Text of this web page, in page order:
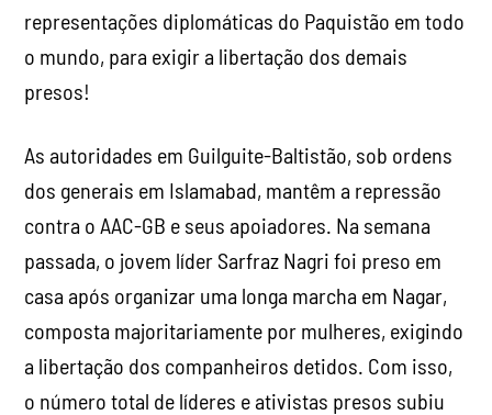
representações diplomáticas do Paquistão em todo
o mundo, para exigir a libertação dos demais
presos!
As autoridades em Guilguite-Baltistão, sob ordens
dos generais em Islamabad, mantêm a repressão
contra o AAC-GB e seus apoiadores. Na semana
passada, o jovem líder Sarfraz Nagri foi preso em
casa após organizar uma longa marcha em Nagar,
composta majoritariamente por mulheres, exigindo
a libertação dos companheiros detidos. Com isso,
o número total de líderes e ativistas presos subiu